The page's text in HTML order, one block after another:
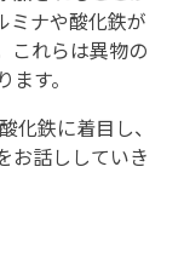
ミナや酸化鉄が
これらは異物の
す。
化鉄に着目し、
お話ししていき